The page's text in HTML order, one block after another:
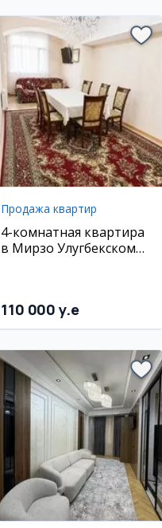
Продажа квартир
4-комнатная квартира
в Мирзо Улугбекском
110 000 y.e